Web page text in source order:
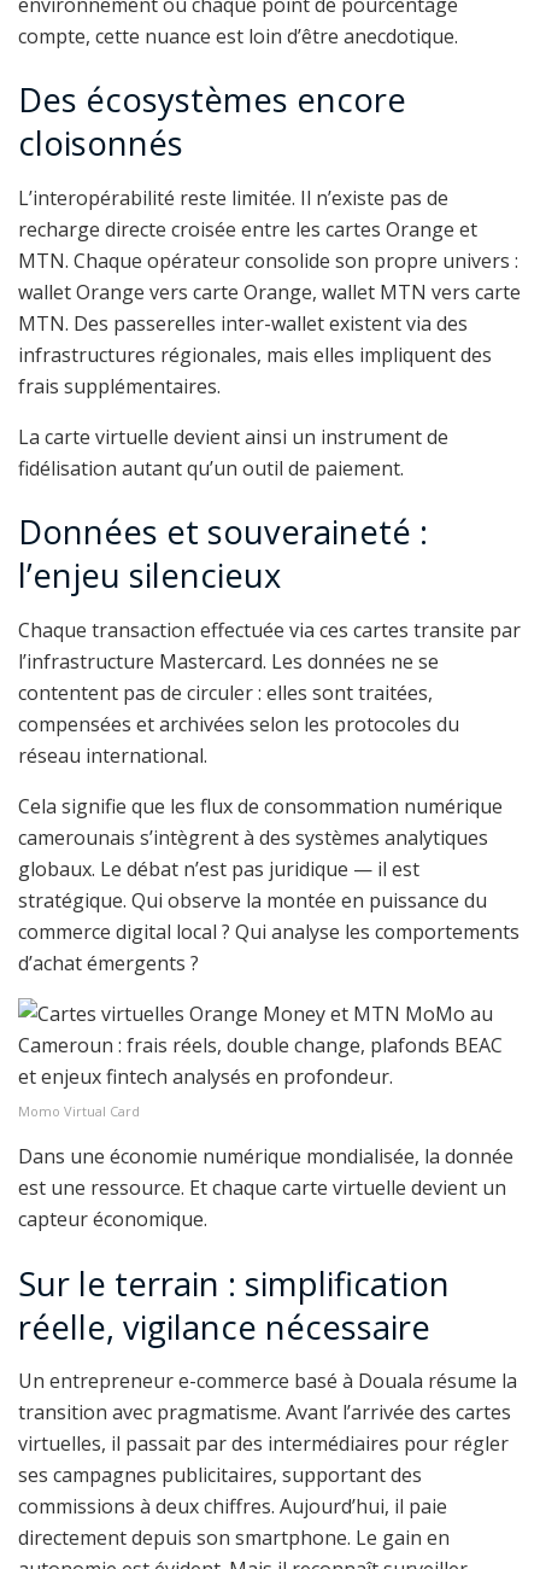
compte, cette nuance est loin d’être anecdotique.
Des écosystèmes encore
cloisonnés
L’interopérabilité reste limitée. Il n’existe pas de
recharge directe croisée entre les cartes Orange et
MTN. Chaque opérateur consolide son propre univers :
wallet Orange vers carte Orange, wallet MTN vers carte
MTN. Des passerelles inter-wallet existent via des
infrastructures régionales, mais elles impliquent des
frais supplémentaires.
La carte virtuelle devient ainsi un instrument de
fidélisation autant qu’un outil de paiement.
Données et souveraineté :
l’enjeu silencieux
Chaque transaction effectuée via ces cartes transite par
l’infrastructure Mastercard. Les données ne se
contentent pas de circuler : elles sont traitées,
compensées et archivées selon les protocoles du
réseau international.
Cela signifie que les flux de consommation numérique
camerounais s’intègrent à des systèmes analytiques
globaux. Le débat n’est pas juridique — il est
stratégique. Qui observe la montée en puissance du
commerce digital local ? Qui analyse les comportements
d’achat émergents ?
Momo Virtual Card
Dans une économie numérique mondialisée, la donnée
est une ressource. Et chaque carte virtuelle devient un
capteur économique.
Sur le terrain : simplification
réelle, vigilance nécessaire
Un entrepreneur e-commerce basé à Douala résume la
transition avec pragmatisme. Avant l’arrivée des cartes
virtuelles, il passait par des intermédiaires pour régler
ses campagnes publicitaires, supportant des
commissions à deux chiffres. Aujourd’hui, il paie
directement depuis son smartphone. Le gain en